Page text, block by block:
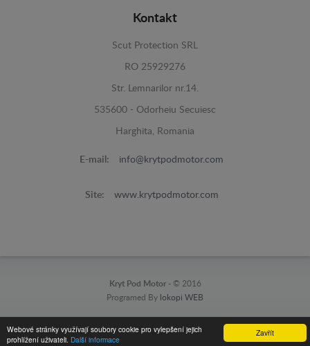
Zavřít
Webové stránky využívají soubory cookie pro vylepšení jejich
prohlížení uživateli. Další informace
Kontakt
Scut Protection SRL
RO 25929276
Str. Lemnarilor nr.14.
535600 - Odorheiu Secuiesc
Harghita, Romania
E-mail: info@krytpodmotor.com
Site: www.krytpodmotor.com
Kryt Pod Motor - © 2016
Programed By lokopi WEB